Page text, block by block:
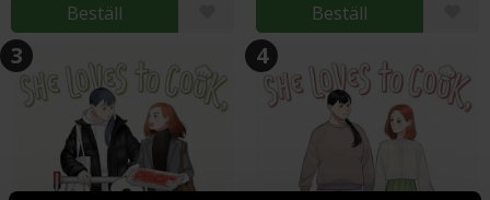
Beställ Beställ
3 4